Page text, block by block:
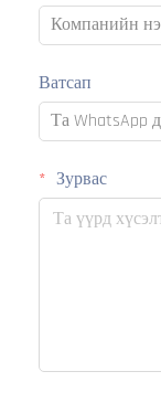
Ватсап
Зурвас